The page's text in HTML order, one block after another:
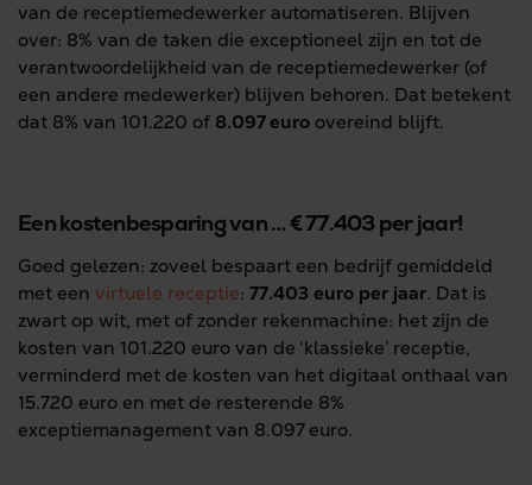
van de receptiemedewerker automatiseren. Blijven
over: 8% van de taken die exceptioneel zijn en tot de
verantwoordelijkheid van de receptiemedewerker (of
een andere medewerker) blijven behoren. Dat betekent
dat 8% van 101.220 of 8.097 euro overeind blijft.
Een kostenbesparing van … € 77.403 per jaar!
Goed gelezen: zoveel bespaart een bedrijf gemiddeld
met een virtuele receptie: 77.403 euro per jaar. Dat is
zwart op wit, met of zonder rekenmachine: het zijn de
kosten van 101.220 euro van de ‘klassieke’ receptie,
verminderd met de kosten van het digitaal onthaal van
15.720 euro en met de resterende 8%
exceptiemanagement van 8.097 euro.